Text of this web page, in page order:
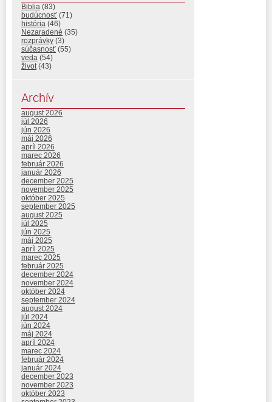
Biblia (83)
budúcnosť (71)
história (46)
Nezaradené (35)
rozprávky (3)
súčasnosť (55)
veda (54)
život (43)
Archív
august 2026
júl 2026
jún 2026
máj 2026
apríl 2026
marec 2026
február 2026
január 2026
december 2025
november 2025
október 2025
september 2025
august 2025
júl 2025
jún 2025
máj 2025
apríl 2025
marec 2025
február 2025
december 2024
november 2024
október 2024
september 2024
august 2024
júl 2024
jún 2024
máj 2024
apríl 2024
marec 2024
február 2024
január 2024
december 2023
november 2023
október 2023